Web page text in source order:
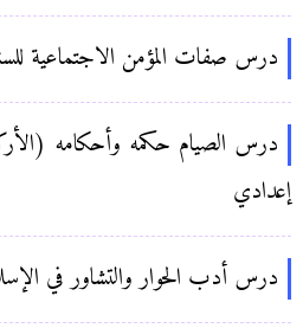
درس صفات المؤمن الاجتماعية
درس الصيام حكمه وأحكامه
إعدادي
درس أدب الحوار والتشاور في